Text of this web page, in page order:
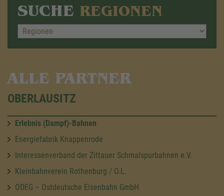
SUCHE REGIONEN
ALLE PARTNER
OBERLAUSITZ
Erlebnis (Dampf)-Bahnen
Energiefabrik Knappenrode
Interessenverband der Zittauer Schmalspurbahnen e.V.
Kleinbahnverein Rothenburg / O.L.
ODEG – Ostdeutsche Eisenbahn GmbH